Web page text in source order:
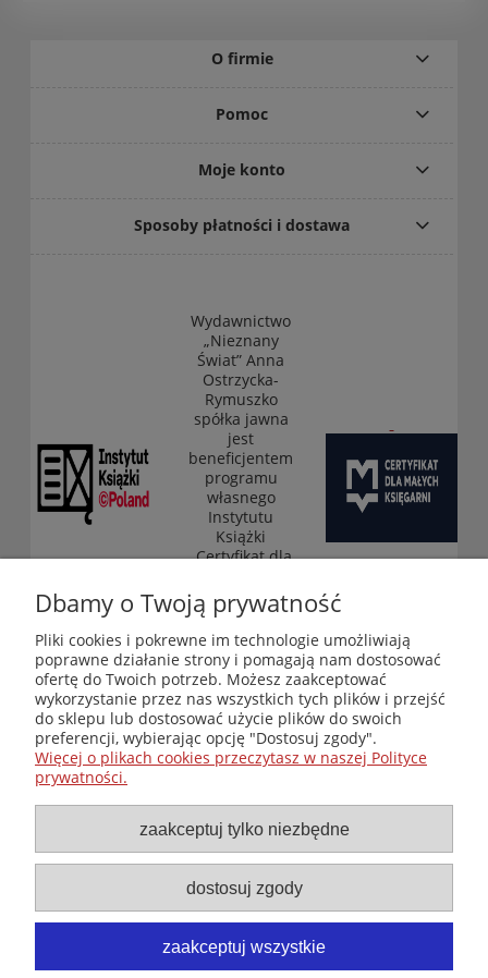
O firmie
Pomoc
Moje konto
Sposoby płatności i dostawa
Wydawnictwo
„Nieznany
Świat” Anna
Ostrzycka-
Rymuszko
spółka jawna
jest
beneficjentem
programu
własnego
Instytutu
Książki
„Certyfikat dla
księgarni”
(edycja 2025-
2026)
Księgarnia-Galeria "Nieznany Świat" - internetowy sklep
ezoteryczny online
Zapraszamy również do odwiedzenia naszej księgarni
stacjonarnej przy ul. Kredytowej 2 w Warszawie
© Copyright 2014-2026 Wydawnictwo "Nieznany Świat"
Wszelkie prawa zastrzeżone
Dbamy o Twoją prywatność
Pliki cookies i pokrewne im technologie umożliwiają
poprawne działanie strony i pomagają nam dostosować
ofertę do Twoich potrzeb. Możesz zaakceptować
wykorzystanie przez nas wszystkich tych plików i przejść
do sklepu lub dostosować użycie plików do swoich
preferencji, wybierając opcję "Dostosuj zgody".
Więcej o plikach cookies przeczytasz w naszej Polityce
prywatności.
zaakceptuj tylko niezbędne
dostosuj zgody
zaakceptuj wszystkie